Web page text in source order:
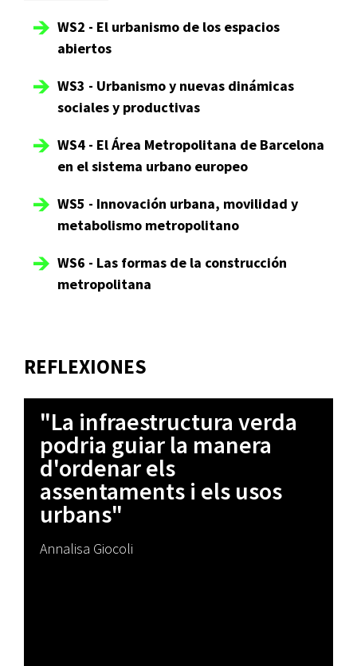
WS2 - El urbanismo de los espacios
abiertos
WS3 - Urbanismo y nuevas dinámicas
sociales y productivas
WS4 - El Área Metropolitana de Barcelona
en el sistema urbano europeo
WS5 - Innovación urbana, movilidad y
metabolismo metropolitano
WS6 - Las formas de la construcción
metropolitana
REFLEXIONES
"La infraestructura verda
podria guiar la manera
d'ordenar els
assentaments i els usos
urbans"
Annalisa Giocoli